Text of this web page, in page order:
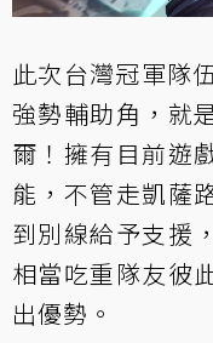
此次台灣冠軍隊
強勢輔助角，就
爾！擁有目前遊
能，不管走凱薩
到別線給予支援
相當吃重隊友彼
出優勢。